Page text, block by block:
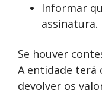
Informar
assinatura.
Se houver
A entidade terá
devolver os